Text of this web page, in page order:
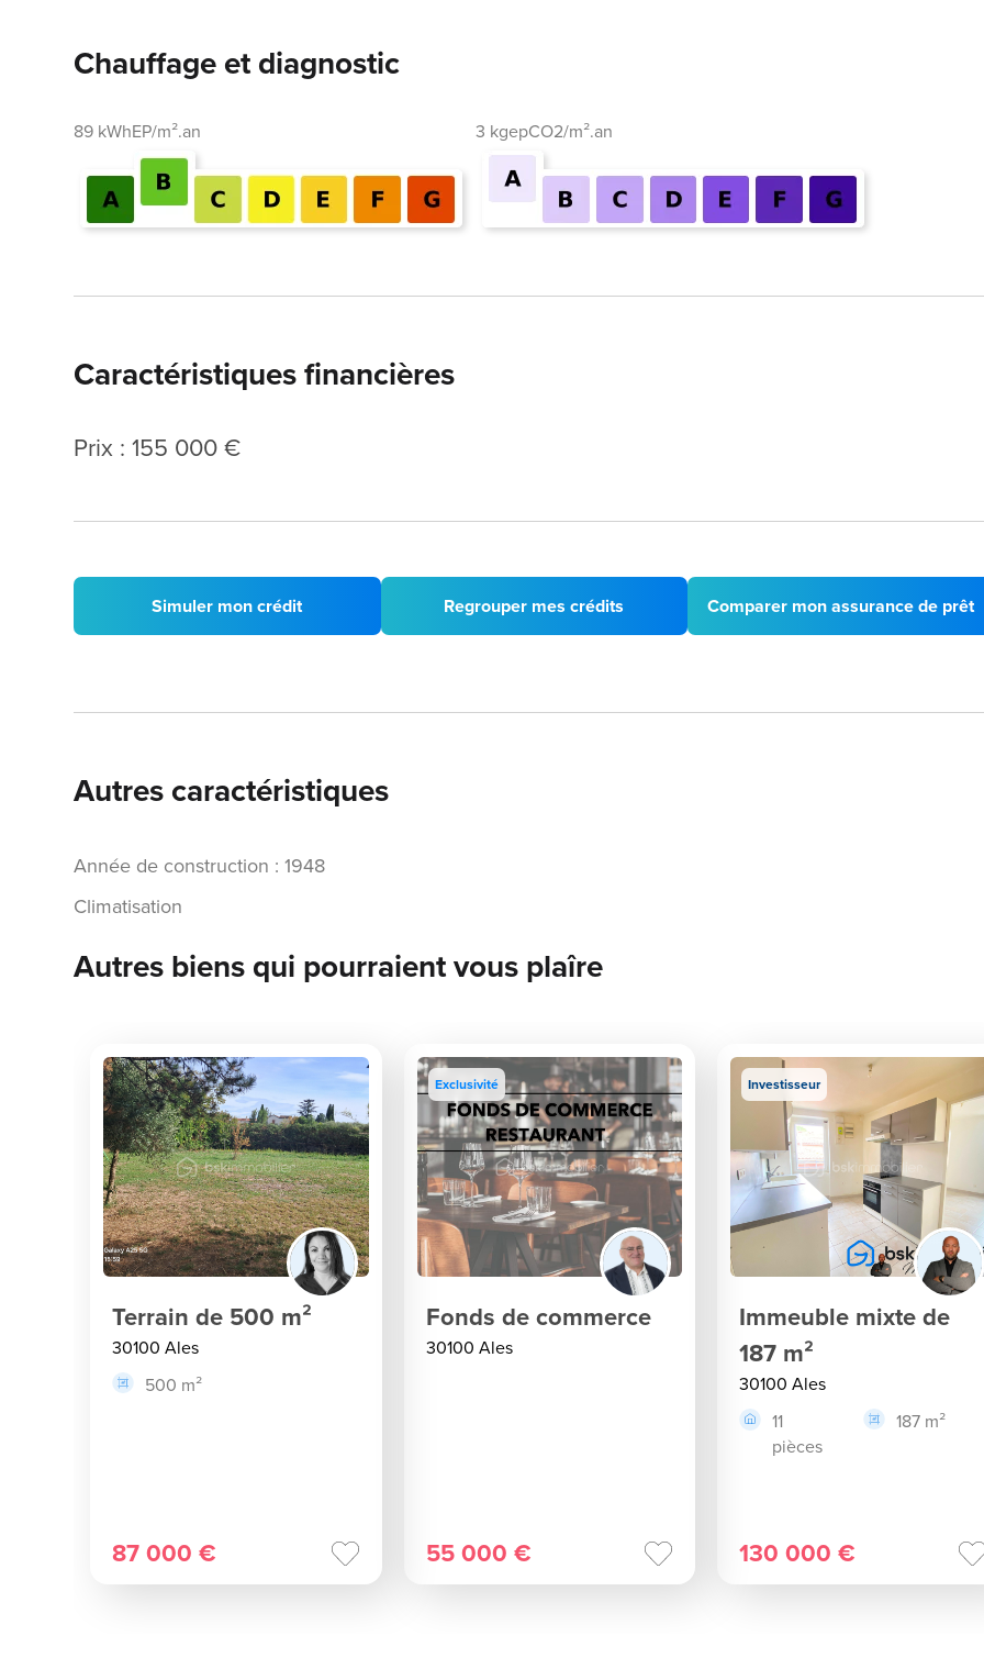
Chauffage et diagnostic
89 kWhEP/m².an 3 kgepCO2/m².an
Caractéristiques financières
Prix : 155 000 €
Simuler mon crédit Regrouper mes crédits Comparer mon assurance de prêt
Autres caractéristiques
Année de construction : 1948
Climatisation
Autres biens qui pourraient vous plaîre
Terrain de 500 m²
30100 Ales
500 m²
87 000 €
Exclusivité
Fonds de commerce
30100 Ales
55 000 €
Investisseur
Immeuble mixte de
187 m²
30100 Ales
11
pièces
187 m²
130 000 €